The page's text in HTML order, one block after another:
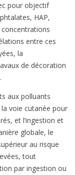
pour objectif
HAP,
entre ces
la
de décoration
aux polluants
voie cutanée pour
et l’ingestion et
globale, le
au risque
tout
par ingestion ou